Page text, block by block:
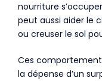
nourriture
peut aussi aider le
ou creuser le sol
Ces
la dépense d’un